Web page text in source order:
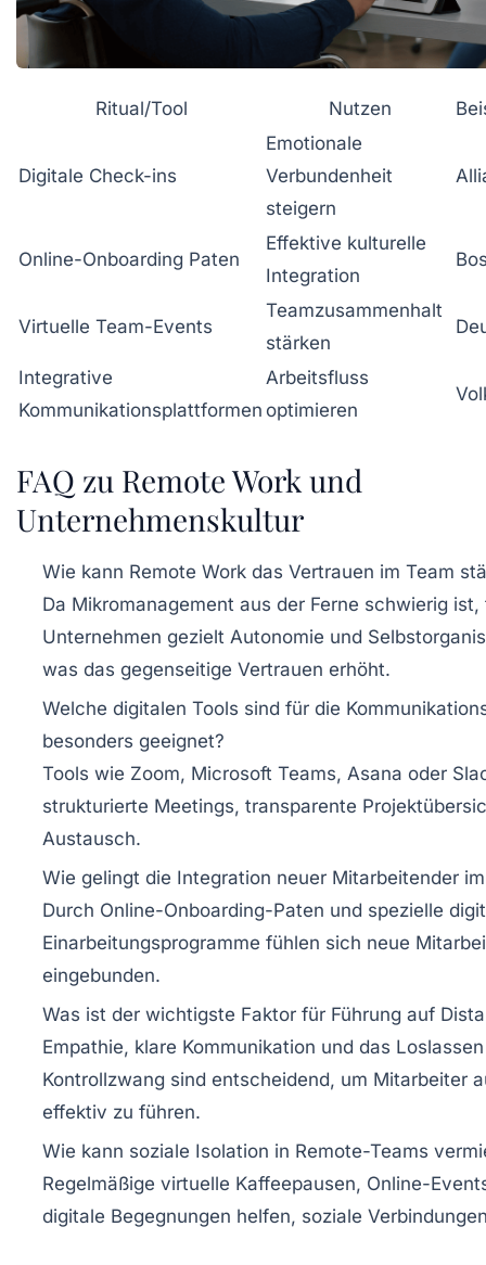
Ritual/Tool Nutzen
Digitale Check-ins
Emotionale
Verbundenheit
steigern
Online-Onboarding Paten
Effektive kulturelle
Integration
Virtuelle Team-Events
Teamzusammenhalt
stärken
Integrative
Kommunikationsplattformen
Arbeitsfluss
optimieren
FAQ zu Remote Work und
Unternehmenskultur
Wie kann Remote Work das Vertrauen im Team
Da Mikromanagement aus der Ferne schwierig ist,
Unternehmen gezielt Autonomie und
was das gegenseitige Vertrauen erhöht.
Welche digitalen Tools sind für die
besonders geeignet?
Tools wie Zoom, Microsoft Teams, Asana oder
strukturierte Meetings, transparente
Austausch.
Wie gelingt die Integration neuer Mitarbeitender
Durch Online-Onboarding-Paten und spezielle
Einarbeitungsprogramme fühlen sich neue
eingebunden.
Was ist der wichtigste Faktor für Führung auf
Empathie, klare Kommunikation und das
Kontrollzwang sind entscheidend, um Mitarbeiter
effektiv zu führen.
Wie kann soziale Isolation in Remote-Teams
Regelmäßige virtuelle Kaffeepausen, Online-
digitale Begegnungen helfen, soziale